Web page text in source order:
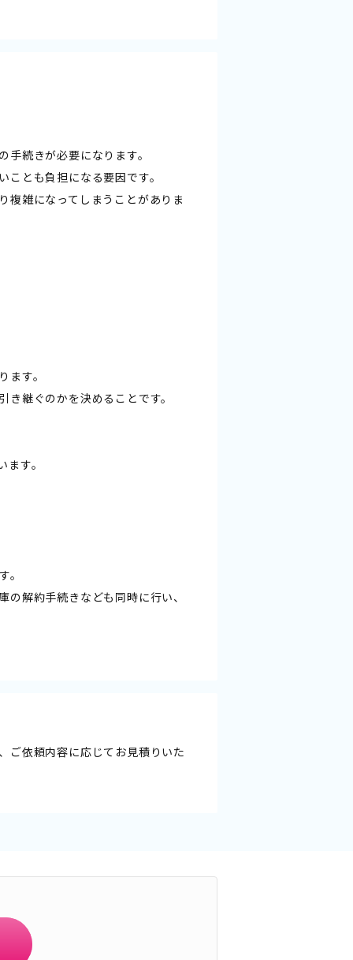
続きが必要になります。
とも負担になる要因です。
複雑になってしまうことがありま
す。
継ぐのかを決めることです。
す。
。
解約手続きなども同時に行い、
ご依頼内容に応じてお見積りいた